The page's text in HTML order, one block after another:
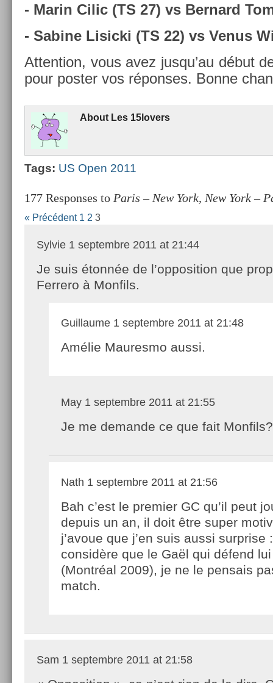
- Marin Cilic (TS 27) vs Be­rnard
- Sabine Li­sic­ki (TS 22) vs Venus
At­ten­tion, vous avez jusqu’au début
pour post­er vos répon­ses. Bonne
About Les 15lovers
Tags: US Open 2011
177 Responses to Paris – New York, New York –
« Précédent 1 2 3
Sylvie 1 septembre 2011 at 21:44
Je suis étonnée de l’opposition que
Ferrero à Monfils.
Guillaume 1 septembre 2011 at 21:48
Amélie Mauresmo aussi.
May 1 septembre 2011 at 21:55
Je me demande ce que fait Monfils?
Nath 1 septembre 2011 at 21:56
Bah c’est le premier GC qu’il peut
depuis un an, il doit être super
j’avoue que j’en suis aussi surprise
considère que le Gaël qui défend
(Montréal 2009), je ne le pensais
match.
Sam 1 septembre 2011 at 21:58